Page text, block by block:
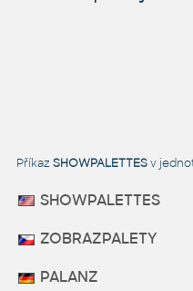
Příkaz SHOWPALETTESv
SHOWPALETTES
ZOBRAZPALETY
PALANZ